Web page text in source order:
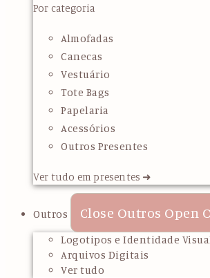
Por categoria
Almofadas
Canecas
Vestuário
Tote Bags
Papelaria
Acessórios
Outros Presentes
Ver tudo em presentes ➜
Outros Close Outros Open
Logotipos e Identidade
Arquivos Digitais
Ver tudo